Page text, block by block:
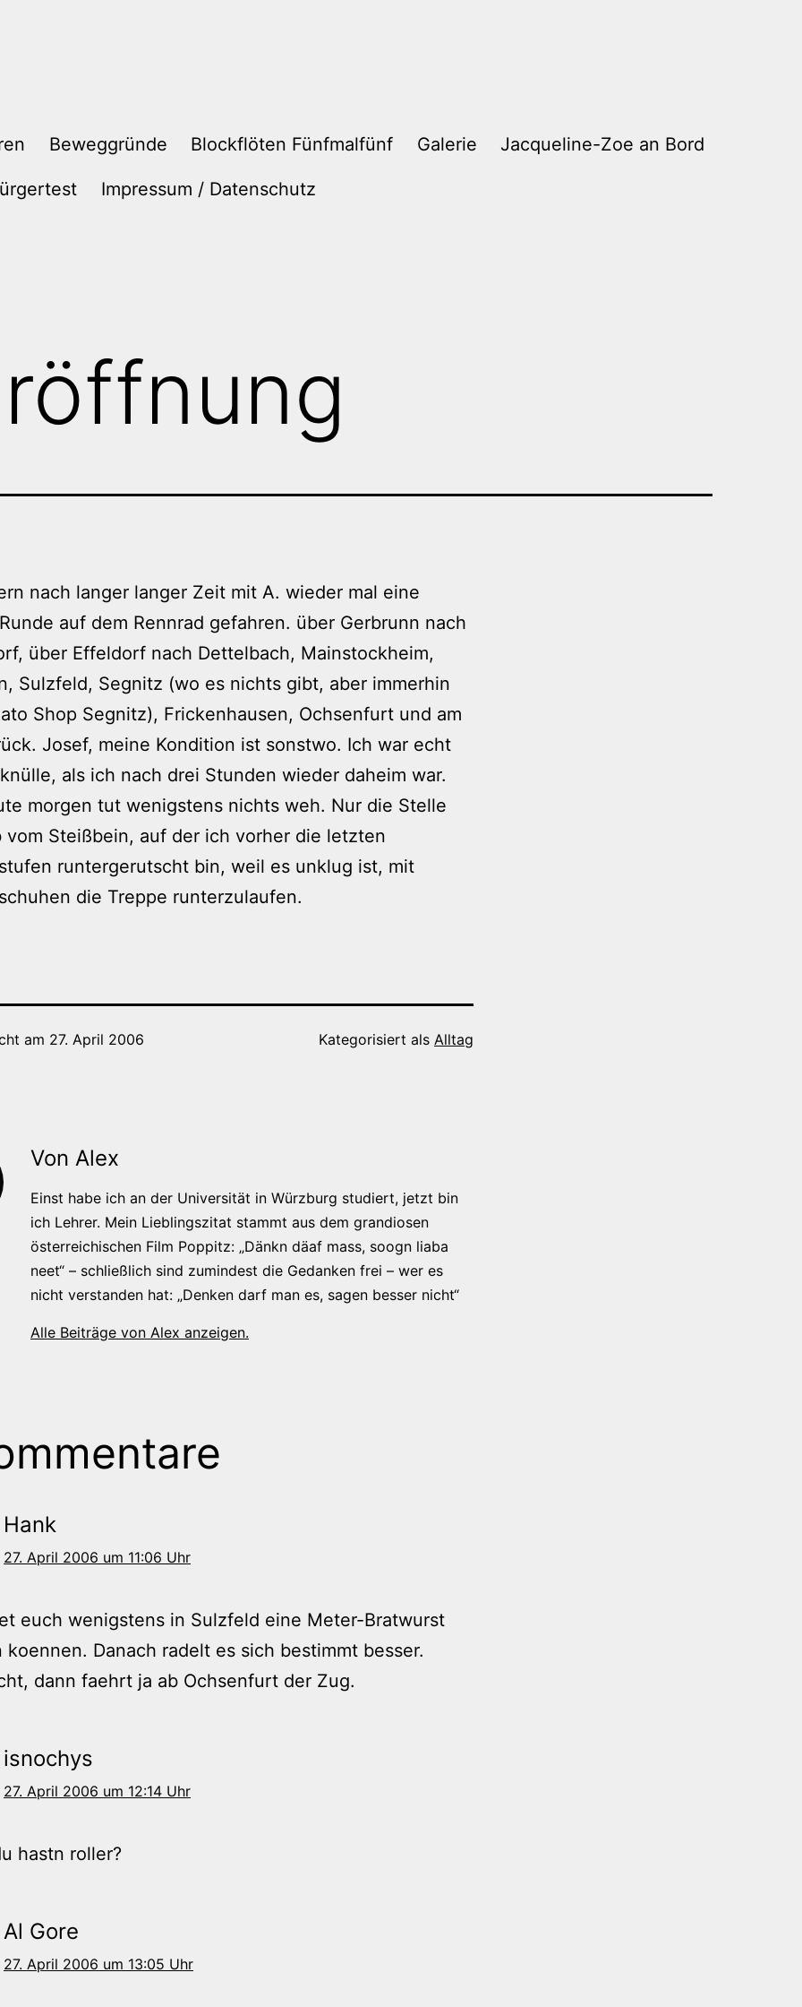
Beweggründe Blockflöten Fünfmalfünf Galerie Jacqueline-Zoe an Bord
Impressum / Datenschutz
nach langer langer Zeit mit A. wieder mal eine
auf dem Rennrad gefahren. über Gerbrunn nach
über Effeldorf nach Dettelbach, Mainstockheim,
Sulzfeld, Segnitz (wo es nichts gibt, aber immerhin
Shop Segnitz), Frickenhausen, Ochsenfurt und am
Josef, meine Kondition ist sonstwo. Ich war echt
als ich nach drei Stunden wieder daheim war.
morgen tut wenigstens nichts weh. Nur die Stelle
vom Steißbein, auf der ich vorher die letzten
runtergerutscht bin, weil es unklug ist, mit
die Treppe runterzulaufen.
am 27. April 2006 Kategorisiert als Alltag
Von Alex
Einst habe ich an der Universität in Würzburg studiert, jetzt bin
ich Lehrer. Mein Lieblingszitat stammt aus dem grandiosen
österreichischen Film Poppitz: „Dänkn däaf mass, soogn liaba
neet“ – schließlich sind zumindest die Gedanken frei – wer es
nicht verstanden hat: „Denken darf man es, sagen besser nicht“
Alle Beiträge von Alex anzeigen.
Hank
27. April 2006 um 11:06 Uhr
euch wenigstens in Sulzfeld eine Meter-Bratwurst
koennen. Danach radelt es sich bestimmt besser.
dann faehrt ja ab Ochsenfurt der Zug.
isnochys
27. April 2006 um 12:14 Uhr
hastn roller?
Al Gore
27. April 2006 um 13:05 Uhr